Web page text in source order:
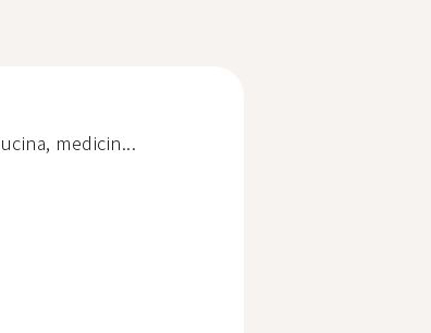
medicin...